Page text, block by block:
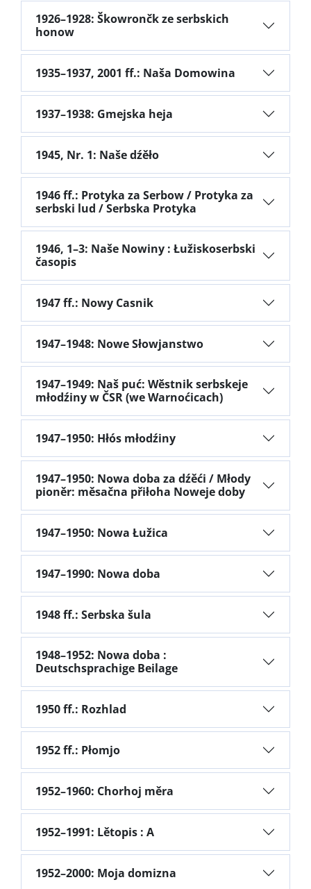
1926–1928: Škowrončk ze serbskich
honow
1935–1937, 2001 ff.: Naša Domowina
1937–1938: Gmejska heja
1945, Nr. 1: Naše dźěło
1946 ff.: Protyka za Serbow / Protyka za
serbski lud / Serbska Protyka
1946, 1–3: Naše Nowiny : Łužiskoserbski
časopis
1947 ff.: Nowy Casnik
1947–1948: Nowe Słowjanstwo
1947–1949: Naš puć: Wěstnik serbskeje
młodźiny w ČSR (we Warnoćicach)
1947–1950: Hłós młodźiny
1947–1950: Nowa doba za dźěći / Młody
pioněr: měsačna přiłoha Noweje doby
1947–1950: Nowa Łužica
1947–1990: Nowa doba
1948 ff.: Serbska šula
1948–1952: Nowa doba :
Deutschsprachige Beilage
1950 ff.: Rozhlad
1952 ff.: Płomjo
1952–1960: Chorhoj měra
1952–1991: Lětopis : A
1952–2000: Moja domizna